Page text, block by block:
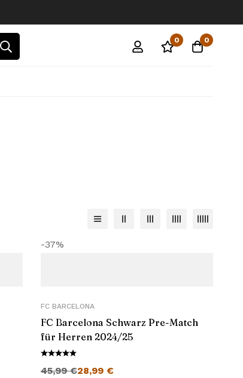
0 0
-37%
FC BARCELONA
FC Barcelona Schwarz Pre-Match
für Herren 2024/25
45,99€28,99 €